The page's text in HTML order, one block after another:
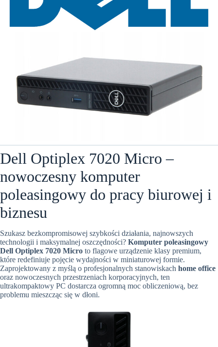
Dell Optiplex 7020 Micro –
nowoczesny komputer
poleasingowy do pracy biurowej i
biznesu
Szukasz bezkompromisowej szybkości działania, najnowszych
technologii i maksymalnej oszczędności? Komputer poleasingowy
Dell Optiplex 7020 Micro to flagowe urządzenie klasy premium,
które redefiniuje pojęcie wydajności w miniaturowej formie.
Zaprojektowany z myślą o profesjonalnych stanowiskach home office
oraz nowoczesnych przestrzeniach korporacyjnych, ten
ultrakompaktowy PC dostarcza ogromną moc obliczeniową, bez
problemu mieszcząc się w dłoni.